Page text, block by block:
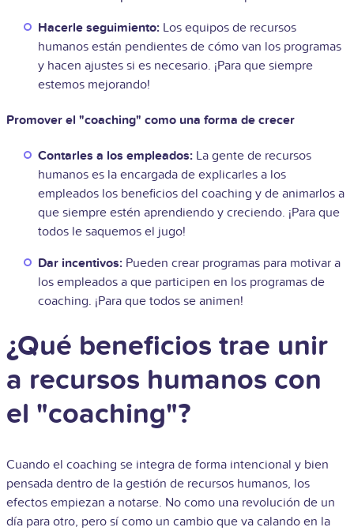
Hacerle seguimiento: Los equipos de recursos
humanos están pendientes de cómo van los programas
y hacen ajustes si es necesario. ¡Para que siempre
estemos mejorando!
Promover el "coaching" como una forma de crecer
Contarles a los empleados: La gente de recursos
humanos es la encargada de explicarles a los
empleados los beneficios del coaching y de animarlos a
que siempre estén aprendiendo y creciendo. ¡Para que
todos le saquemos el jugo!
Dar incentivos: Pueden crear programas para motivar a
los empleados a que participen en los programas de
coaching. ¡Para que todos se animen!
¿Qué beneficios trae unir
a recursos humanos con
el "coaching"?
Cuando el coaching se integra de forma intencional y bien
pensada dentro de la gestión de recursos humanos, los
efectos empiezan a notarse. No como una revolución de un
día para otro, pero sí como un cambio que va calando en la